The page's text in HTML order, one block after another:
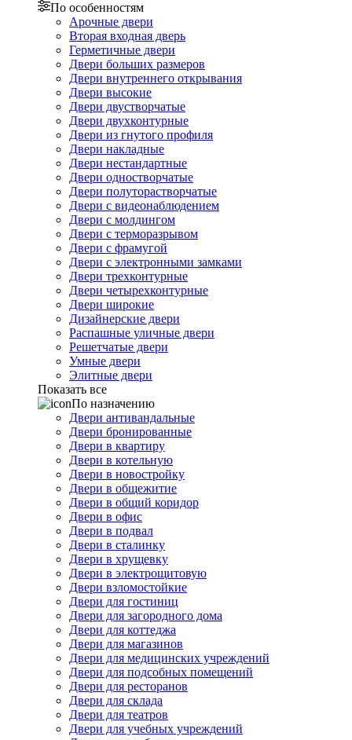
По особенностям
Арочные двери
Вторая входная дверь
Герметичные двери
Двери больших размеров
Двери внутреннего открывания
Двери высокие
Двери двустворчатые
Двери двухконтурные
Двери из гнутого профиля
Двери накладные
Двери нестандартные
Двери одностворчатые
Двери полуторастворчатые
Двери с видеонаблюдением
Двери с молдингом
Двери с терморазрывом
Двери с фрамугой
Двери с электронными замками
Двери трехконтурные
Двери четырехконтурные
Двери широкие
Дизайнерские двери
Распашные уличные двери
Решетчатые двери
Умные двери
Элитные двери
Показать все
По назначению
Двери антивандальные
Двери бронированные
Двери в квартиру
Двери в котельную
Двери в новостройку
Двери в общежитие
Двери в общий коридор
Двери в офис
Двери в подвал
Двери в сталинку
Двери в хрущевку
Двери в электрощитовую
Двери взломостойкие
Двери для гостиниц
Двери для загородного дома
Двери для коттеджа
Двери для магазинов
Двери для медицинских учреждений
Двери для подсобных помещений
Двери для ресторанов
Двери для склада
Двери для театров
Двери для учебных учреждений